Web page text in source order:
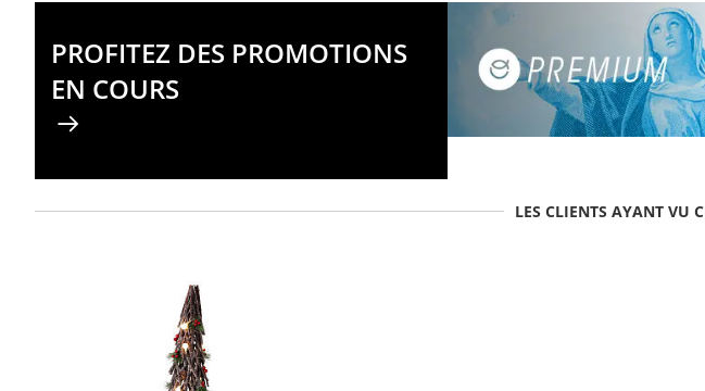
PROFITEZ DES PROMOTIONS
EN COURS
LES CLIENTS AYANT VU